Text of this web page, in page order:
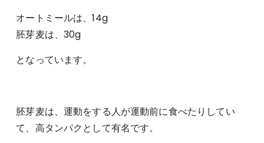
オートミールは、14g
胚芽麦は、30g
となっています。
胚芽麦は、運動をする人が運動前に食べたりしてい
て、高タンパクとして有名です。